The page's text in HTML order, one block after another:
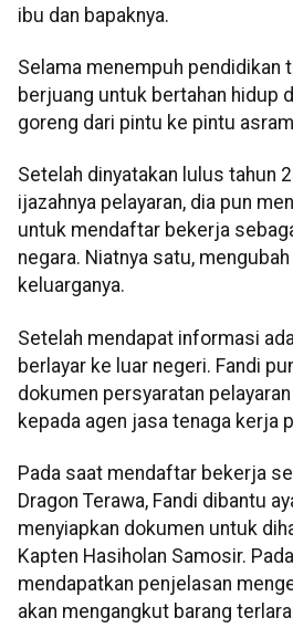
ibu dan bapaknya.
Selama menempuh pendidikan
berjuang untuk bertahan hidup
goreng dari pintu ke pintu
Setelah dinyatakan lulus tahun
ijazahnya pelayaran, dia pun
untuk mendaftar bekerja
negara. Niatnya satu,
keluarganya.
Setelah mendapat informasi
berlayar ke luar negeri. Fandi
dokumen persyaratan
kepada agen jasa tenaga kerja
Pada saat mendaftar bekerja
Dragon Terawa, Fandi dibantu
menyiapkan dokumen untuk
Kapten Hasiholan Samosir.
mendapatkan penjelasan
akan mengangkut barang